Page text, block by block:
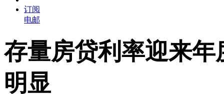
订阅
电邮
存量房贷利率迎来
明显